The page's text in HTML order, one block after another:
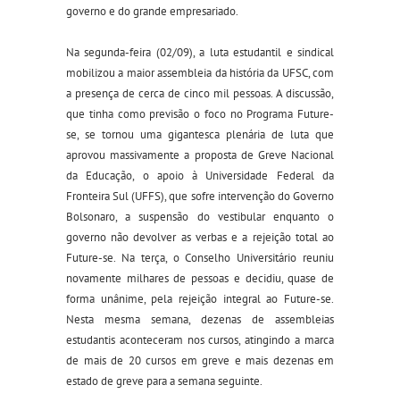
governo e do grande empresariado.
Na segunda-feira (02/09), a luta estudantil e sindical
mobilizou a maior assembleia da história da UFSC, com
a presença de cerca de cinco mil pessoas. A discussão,
que tinha como previsão o foco no Programa Future-
se, se tornou uma gigantesca plenária de luta que
aprovou massivamente a proposta de Greve Nacional
da Educação, o apoio à Universidade Federal da
Fronteira Sul (UFFS), que sofre intervenção do Governo
Bolsonaro, a suspensão do vestibular enquanto o
governo não devolver as verbas e a rejeição total ao
Future-se. Na terça, o Conselho Universitário reuniu
novamente milhares de pessoas e decidiu, quase de
forma unânime, pela rejeição integral ao Future-se.
Nesta mesma semana, dezenas de assembleias
estudantis aconteceram nos cursos, atingindo a marca
de mais de 20 cursos em greve e mais dezenas em
estado de greve para a semana seguinte.